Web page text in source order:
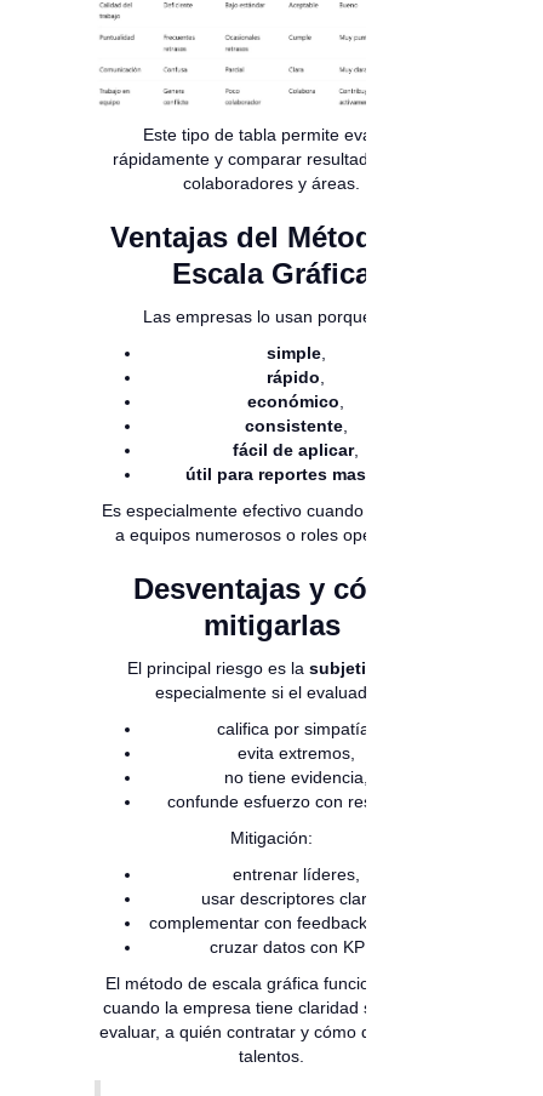
Este tipo de tabla permite evaluar
rápidamente y comparar resultados entre
colaboradores y áreas.
Ventajas del Método de
Escala Gráfica
Las empresas lo usan porque es:
simple,
rápido
económico
consistente,
fácil de aplicar,
útil para reportes masivos
Es especialmente efectivo cuando se evalúa
a equipos numerosos o roles operativos.
Desventajas y cómo
mitigarlas
El principal riesgo es la subjetividad
especialmente si el evaluador:
califica por simpatía,
evita extremos,
no tiene evidencia,
confunde esfuerzo con resultado.
Mitigación:
entrenar líderes,
usar descriptores claros,
complementar con feedback continuo,
cruzar datos con KPIs.
El método de escala gráfica funciona mejor
cuando la empresa tiene claridad sobre qué
evaluar, a quién contratar y cómo desarrollar
talentos.